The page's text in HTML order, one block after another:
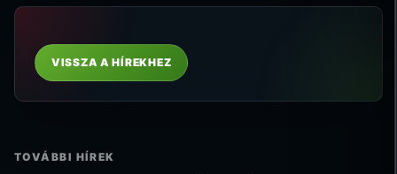
VISSZA A HÍREKHEZ
TOVÁBBI HÍREK